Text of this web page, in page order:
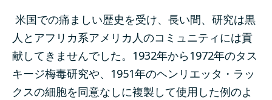
米国での痛ましい歴史を受け、長い間、研究は黒
人とアフリカ系アメリカ人のコミュニティには貢
献してきませんでした。1932年から1972年のタス
キージ梅毒研究や、1951年のヘンリエッタ・ラッ
クスの細胞を同意なしに複製して使用した例のよ